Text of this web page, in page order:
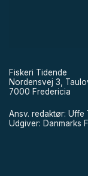
Fiskeri Tidende
Nordensvej 3,
7000 Fredericia
Ansv. redaktør: Uffe
Udgiver: Danmarks